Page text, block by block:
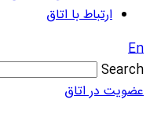
ارتباط با اتاق
En
Search
عضویت در اتاق